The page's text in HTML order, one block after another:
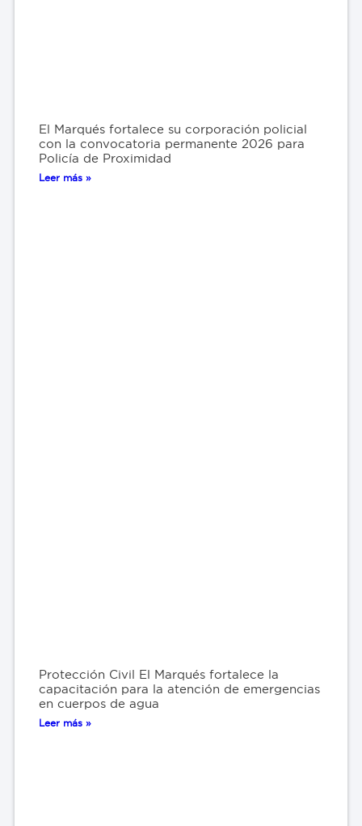
El Marqués fortalece su corporación policial
con la convocatoria permanente 2026 para
Policía de Proximidad
Leer más »
Protección Civil El Marqués fortalece la
capacitación para la atención de emergencias
en cuerpos de agua
Leer más »